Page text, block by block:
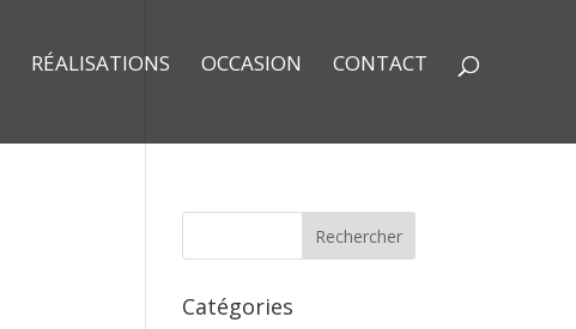
RÉALISATIONS OCCASION CONTACT
Catégories